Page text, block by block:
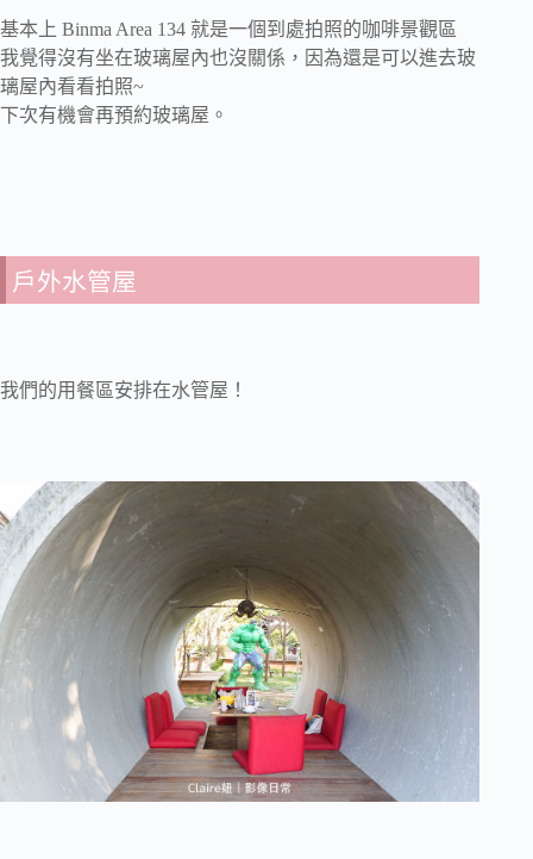
基本上 Binma Area 134 就是一個到處拍照的咖啡景觀區
我覺得沒有坐在玻璃屋內也沒關係，因為還是可以進去玻
璃屋內看看拍照~
下次有機會再預約玻璃屋。
戶外水管屋
我們的用餐區安排在水管屋！